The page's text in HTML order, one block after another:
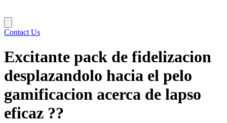
Contact Us
Excitante pack de fidelizacion
desplazandolo hacia el pelo
gamificacion acerca de lapso
eficaz ??